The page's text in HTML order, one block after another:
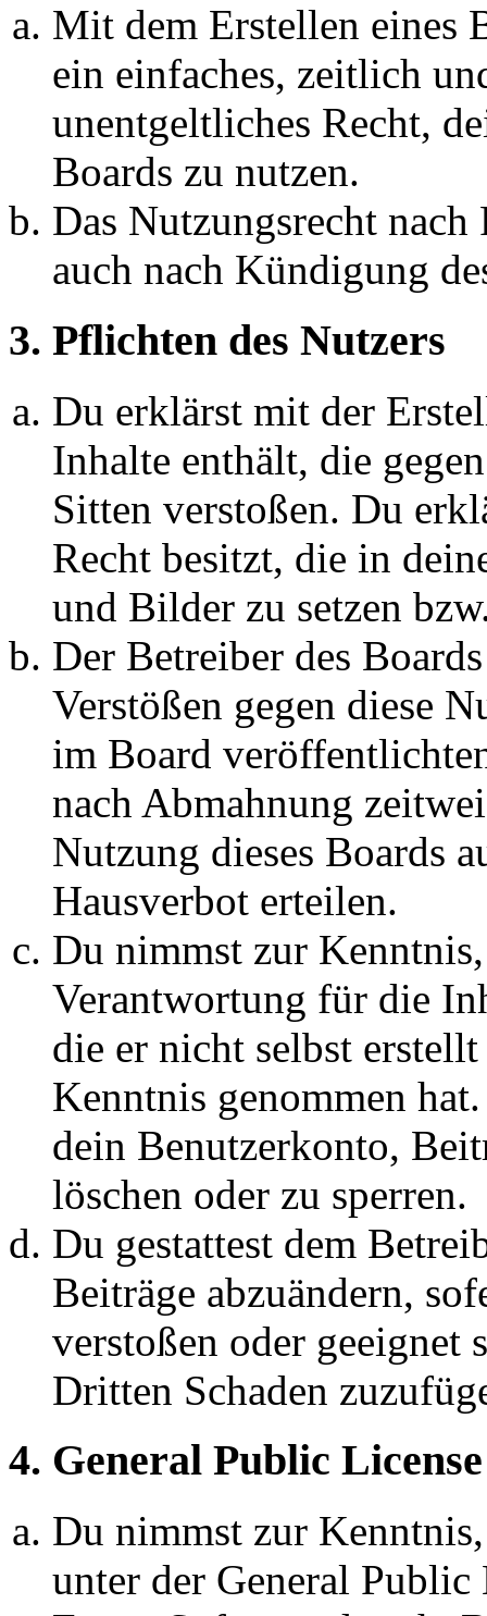
Mit dem Erstellen eines
ein einfaches, zeitlich
unentgeltliches Recht,
Boards zu nutzen.
Das Nutzungsrecht
auch nach Kündigung
3. Pflichten des Nutzers
Du erklärst mit der
Inhalte enthält, die
Sitten verstoßen. Du
Recht besitzt, die in
und Bilder zu setzen
Der Betreiber des
Verstößen gegen diese
im Board
nach Abmahnung
Nutzung dieses Boards
Hausverbot erteilen.
Du nimmst zur
Verantwortung für die
die er nicht selbst
Kenntnis genommen
dein Benutzerkonto,
löschen oder zu sperren.
Du gestattest dem
Beiträge abzuändern,
verstoßen oder geeignet
Dritten Schaden
4. General Public License
Du nimmst zur
unter der General